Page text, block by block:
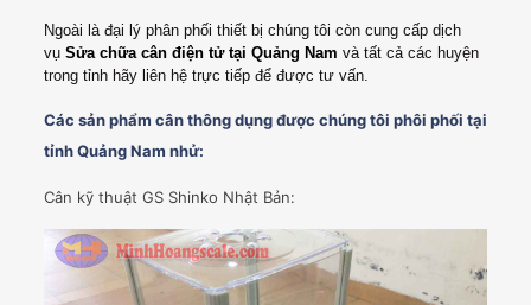
Ngoài là đại lý phân phối thiết bị chúng tôi còn cung cấp dịch
vụ Sửa chữa cân điện tử tại Quảng Nam và tất cả các huyện
trong tỉnh hãy liên hệ trực tiếp để được tư vấn.
Các sản phẩm cân thông dụng được chúng tôi phôi phối tại
tỉnhQuảng Nam nhử:
Cân kỹ thuật GS Shinko Nhật Bản: